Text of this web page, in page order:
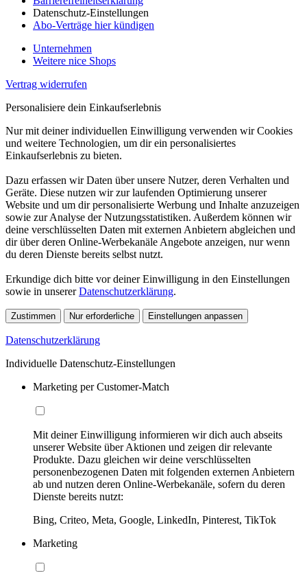
Datenschutz-Einstellungen
Abo-Verträge hier kündigen
Unternehmen
Weitere nice Shops
Vertrag widerrufen
Personalisiere dein Einkaufserlebnis
Nur mit deiner individuellen Einwilligung verwenden wir Cookies
und weitere Technologien, um dir ein personalisiertes
Einkaufserlebnis zu bieten.
Dazu erfassen wir Daten über unsere Nutzer, deren Verhalten und
Geräte. Diese nutzen wir zur laufenden Optimierung unserer
Website und um dir personalisierte Werbung und Inhalte anzuzeigen
sowie zur Analyse der Nutzungsstatistiken. Außerdem können wir
deine verschlüsselten Daten mit externen Anbietern abgleichen und
dir über deren Online-Werbekanäle Angebote anzeigen, nur wenn
du deren Dienste bereits selbst nutzt.
Erkundige dich bitte vor deiner Einwilligung in den Einstellungen
sowie in unsererDatenschutzerklärung.
Zustimmen Nur erforderliche Einstellungen anpassen
Datenschutzerklärung
Individuelle Datenschutz-Einstellungen
Marketing per Customer-Match
Mit deiner Einwilligung informieren wir dich auch abseits
unserer Website über Aktionen und zeigen dir relevante
Produkte. Dazu gleichen wir deine verschlüsselten
personenbezogenen Daten mit folgenden externen Anbietern
ab und nutzen deren Online-Werbekanäle, sofern du deren
Dienste bereits nutzt:
Bing, Criteo, Meta, Google, LinkedIn, Pinterest, TikTok
Marketing